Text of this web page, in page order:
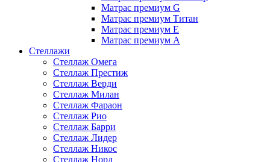
Матрас премиум G
Матрас премиум Титан
Матрас премиум Е
Матрас премиум А
Стеллажи
Стеллаж Омега
Стеллаж Престиж
Стеллаж Верди
Стеллаж Милан
Стеллаж Фараон
Стеллаж Рио
Стеллаж Барри
Стеллаж Лидер
Стеллаж Никос
Стеллаж Норд